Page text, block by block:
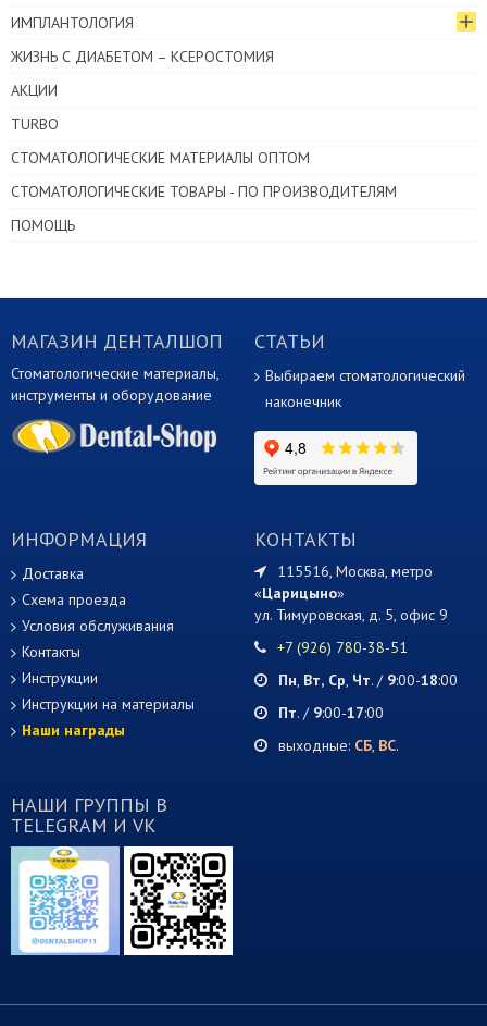
ИМПЛАНТОЛОГИЯ
ЖИЗНЬ С ДИАБЕТОМ – КСЕРОСТОМИЯ
АКЦИИ
TURBO
СТОМАТОЛОГИЧЕСКИЕ МАТЕРИАЛЫ ОПТОМ
СТОМАТОЛОГИЧЕСКИЕ ТОВАРЫ - ПО ПРОИЗВОДИТЕЛЯМ
ПОМОЩЬ
МАГАЗИН ДЕНТАЛШОП
Стоматологические материалы,
инструменты и оборудование
СТАТЬИ
Выбираем стоматологический
наконечник
ИНФОРМАЦИЯ
Доставка
Схема проезда
Условия обслуживания
Контакты
Инструкции
Инструкции на материалы
Наши награды
КОНТАКТЫ
115516, Москва, метро
«Царицыно»
ул. Тимуровская, д. 5, офис 9
+7 (926) 780-38-51
Пн, Вт, Ср, Чт. / 9:00-18:00
Пт. / 9:00-17:00
выходные: СБ, ВС.
НАШИ ГРУППЫ В
TELEGRAM И VK